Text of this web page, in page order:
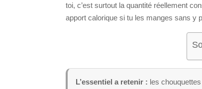
toi, c’est surtout la quantité réellement
apport calorique si tu les manges sans y
L’essentiel a retenir : les